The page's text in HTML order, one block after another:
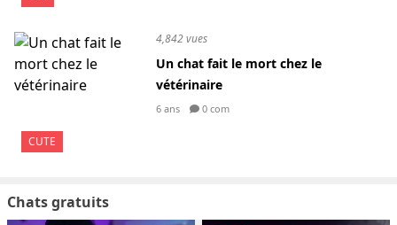
CUTE
4,842 vues
Un chat fait le mort chez le
vétérinaire
6 ans 0 com
Chats gratuits